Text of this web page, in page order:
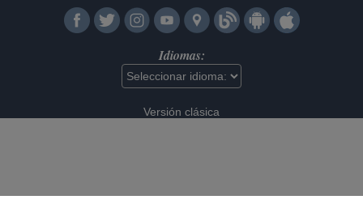
Idiomas:
Versión clásica